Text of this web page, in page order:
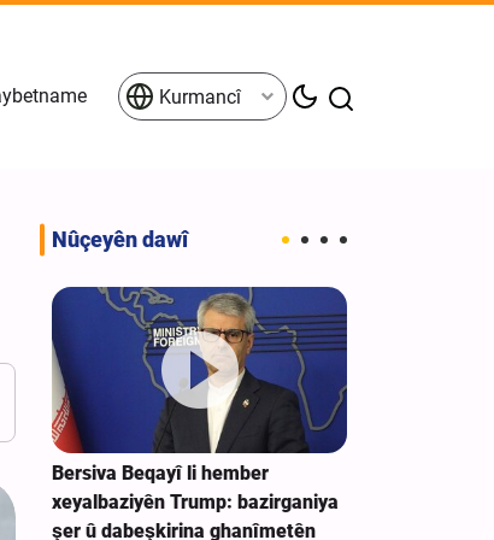
Kurmancî
Nûçeyên dawî
Bersiva Beqayî li hember
xeyalbaziyên Trump: bazirganiya
şer û dabeşkirina ghanîmetên